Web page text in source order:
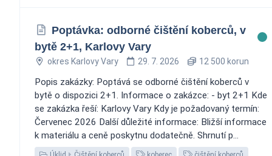
Poptávka: odborné čištění koberců, v
bytě 2+1, Karlovy Vary
okres Karlovy Vary 29. 7. 2026 12 500 korun
Popis zakázky: Poptává se odborné čištění koberců v
bytě o dispozici 2+1. Informace o zakázce: - byt 2+1 Kde
se zakázka řeší: Karlovy Vary Kdy je požadovaný termín:
Červenec 2026 Další důležité informace: Bližší informace
k materiálu a ceně poskytnu dodatečně. Shrnutí p...